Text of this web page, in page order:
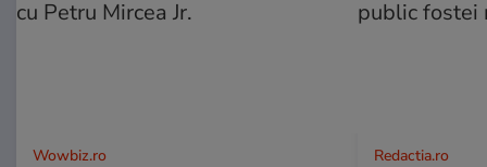
Wowbiz.ro Redactia.ro